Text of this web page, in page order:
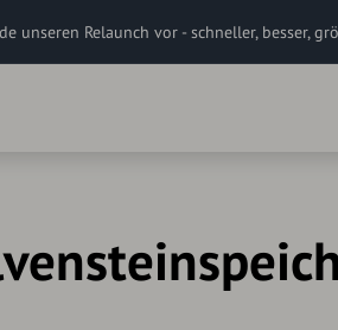
unseren Relaunch vor - schneller, besser,